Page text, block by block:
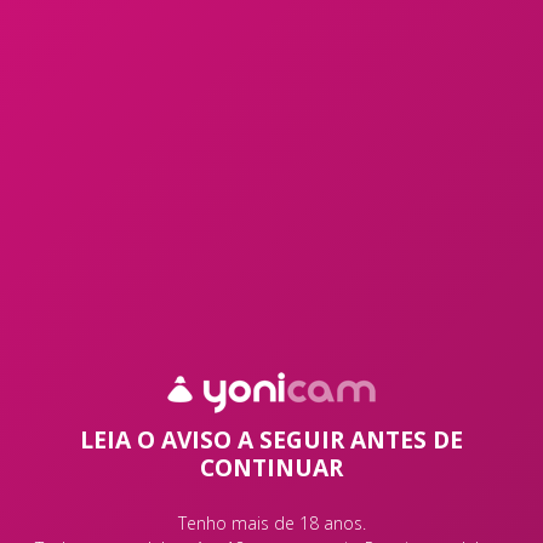
LEIA O AVISO A SEGUIR ANTES DE
CONTINUAR
Tenho mais de 18 anos.